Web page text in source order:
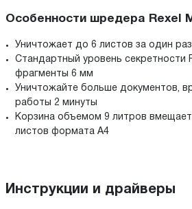
Особенности шредера Rexel
Уничтожает до 6 листов за один раз
Стандартный уровень секретности
фрагменты 6 мм
Уничтожайте больше документов,
работы 2 минуты
Корзина объемом 9 литров
листов формата А4
Инструкции и драйверы